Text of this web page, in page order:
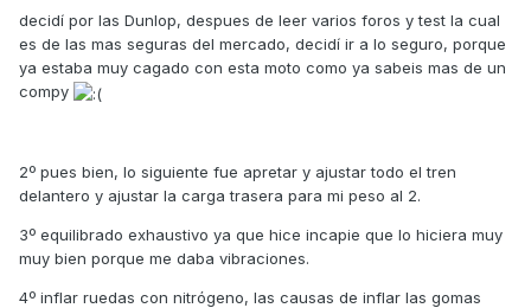
decidí por las Dunlop, despues de leer varios foros y test la cual
es de las mas seguras del mercado, decidí ir a lo seguro, porque
ya estaba muy cagado con esta moto como ya sabeis mas de un
compy
2º pues bien, lo siguiente fue apretar y ajustar todo el tren
delantero y ajustar la carga trasera para mi peso al 2.
3º equilibrado exhaustivo ya que hice incapie que lo hiciera muy
muy bien porque me daba vibraciones.
4º inflar ruedas con nitrógeno, las causas de inflar las gomas